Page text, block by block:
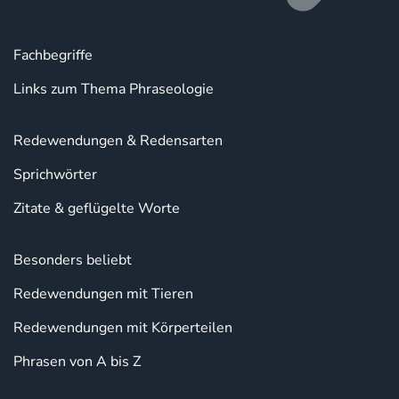
Fachbegriffe
Links zum Thema Phraseologie
Redewendungen & Redensarten
Sprichwörter
Zitate & geflügelte Worte
Besonders beliebt
Redewendungen mit Tieren
Redewendungen mit Körperteilen
Phrasen von A bis Z